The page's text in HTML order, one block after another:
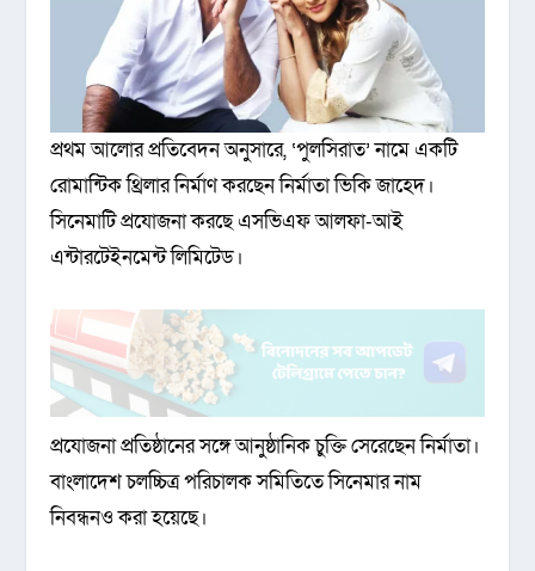
প্রথম আলোর প্রতিবেদন অনুসারে, ‘পুলসিরাত’ নামে একটি
রোমান্টিক থ্রিলার নির্মাণ করছেন নির্মাতা ভিকি জাহেদ।
সিনেমাটি প্রযোজনা করছে এসভিএফ আলফা-আই
এন্টারটেইনমেন্ট লিমিটেড।
প্রযোজনা প্রতিষ্ঠানের সঙ্গে আনুষ্ঠানিক চুক্তি সেরেছেন নির্মাতা।
বাংলাদেশ চলচ্চিত্র পরিচালক সমিতিতে সিনেমার নাম
নিবন্ধনও করা হয়েছে।